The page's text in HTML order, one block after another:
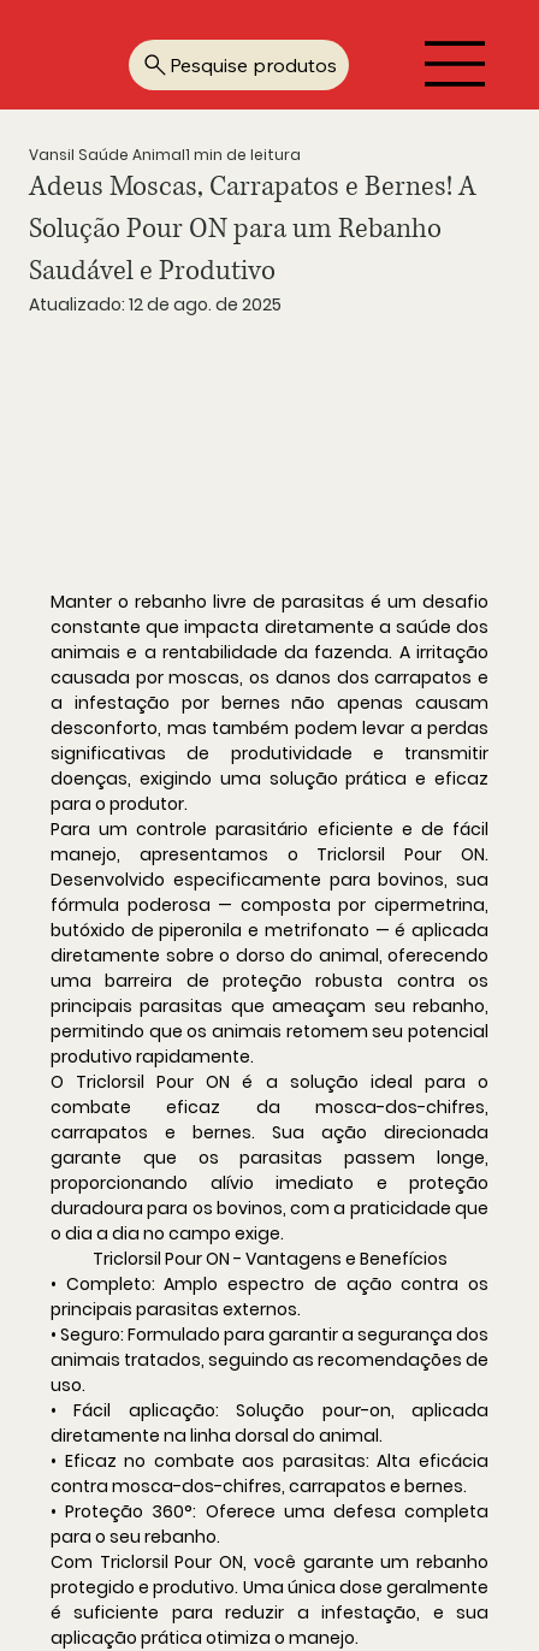
Pesquise produtos
Adeus Moscas, Carrapatos e Bernes! A
Solução Pour ON para um Rebanho
Saudável e Produtivo
Vansil Saúde Animal1 min de leitura
Atualizado: 12 de ago. de 2025
Manter o rebanho livre de parasitas é um desafio
constante que impacta diretamente a saúde dos
animais e a rentabilidade da fazenda. A irritação
causada por moscas, os danos dos carrapatos e
a infestação por bernes não apenas causam
desconforto, mas também podem levar a perdas
significativas de produtividade e transmitir
doenças, exigindo uma solução prática e eficaz
para o produtor.
Para um controle parasitário eficiente e de fácil
manejo, apresentamos o Triclorsil Pour ON.
Desenvolvido especificamente para bovinos, sua
fórmula poderosa — composta por cipermetrina,
butóxido de piperonila e metrifonato — é aplicada
diretamente sobre o dorso do animal, oferecendo
uma barreira de proteção robusta contra os
principais parasitas que ameaçam seu rebanho,
permitindo que os animais retomem seu potencial
produtivo rapidamente.
O Triclorsil Pour ON é a solução ideal para o
combate eficaz da mosca-dos-chifres,
carrapatos e bernes. Sua ação direcionada
garante que os parasitas passem longe,
proporcionando alívio imediato e proteção
duradoura para os bovinos, com a praticidade que
o dia a dia no campo exige.
Triclorsil Pour ON - Vantagens e Benefícios
• Completo: Amplo espectro de ação contra os
principais parasitas externos.
• Seguro: Formulado para garantir a segurança dos
animais tratados, seguindo as recomendações de
uso.
• Fácil aplicação: Solução pour-on, aplicada
diretamente na linha dorsal do animal.
• Eficaz no combate aos parasitas: Alta eficácia
contra mosca-dos-chifres, carrapatos e bernes.
• Proteção 360°: Oferece uma defesa completa
para o seu rebanho.
Com Triclorsil Pour ON, você garante um rebanho
protegido e produtivo. Uma única dose geralmente
é suficiente para reduzir a infestação, e sua
aplicação prática otimiza o manejo.